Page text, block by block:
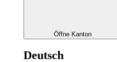
Öffne Kanton
Deutsch